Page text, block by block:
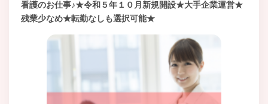
看護のお仕事♪★令和５年１０月新規開設★大手企業運営★
残業少なめ★転勤なしも選択可能★